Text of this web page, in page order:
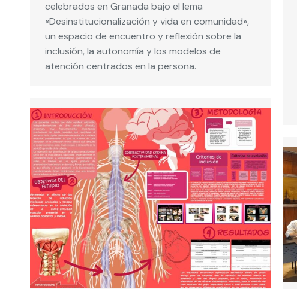
celebrados en Granada bajo el lema
«Desinstitucionalización y vida en comunidad»,
un espacio de encuentro y reflexión sobre la
inclusión, la autonomía y los modelos de
atención centrados en la persona.